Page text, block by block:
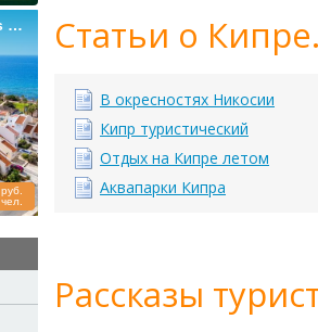
Helios Bay Hotel Apts & Villas
руб.
чел.
Статьи о
В окресностях Никосии
Кипр туристический
Отдых на Кипре летом
Аквапарки Кипра
Рассказы